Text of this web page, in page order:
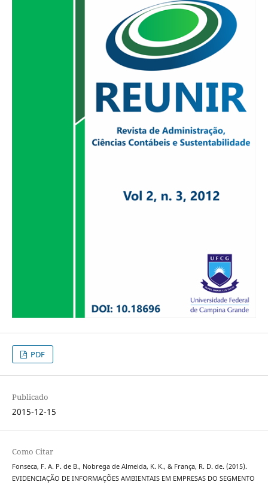
PDF
Publicado
2015-12-15
Como Citar
Fonseca, F. A. P. de B., Nobrega de Almeida, K. K., & França, R. D. de. (2015).
EVIDENCIAÇÃO DE INFORMAÇÕES AMBIENTAIS EM EMPRESAS DO SEGMENTO